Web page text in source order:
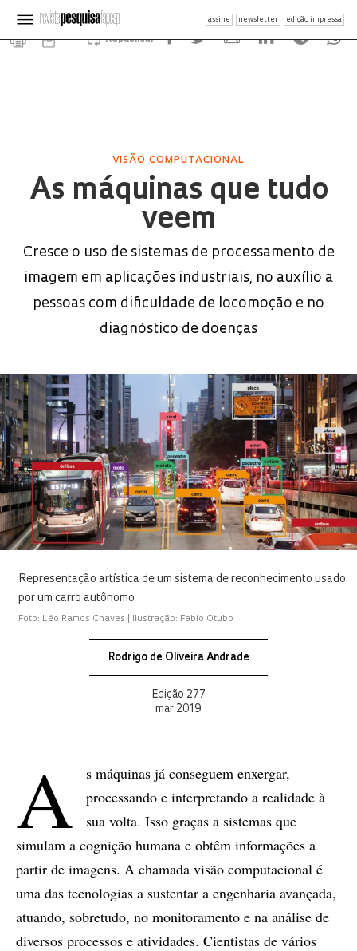
assine newsletter edição impressa
Republicar
VISÃO COMPUTACIONAL
As máquinas que tudo
veem
Cresce o uso de sistemas de processamento de
imagem em aplicações industriais, no auxílio a
pessoas com dificuldade de locomoção e no
diagnóstico de doenças
Representação artística de um sistema de reconhecimento usado
por um carro autônomo
Foto: Léo Ramos Chaves | Ilustração: Fabio Otubo
Rodrigo de Oliveira Andrade
Edição 277
mar 2019
A
s máquinas já conseguem enxergar,
processando e interpretando a realidade à
sua volta. Isso graças a sistemas que
simulam a cognição humana e obtêm informações a
partir de imagens. A chamada visão computacional é
uma das tecnologias a sustentar a engenharia avançada,
atuando, sobretudo, no monitoramento e na análise de
diversos processos e atividades. Cientistas de vários